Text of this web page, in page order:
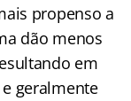
propenso a
dão menos
em
geralmente